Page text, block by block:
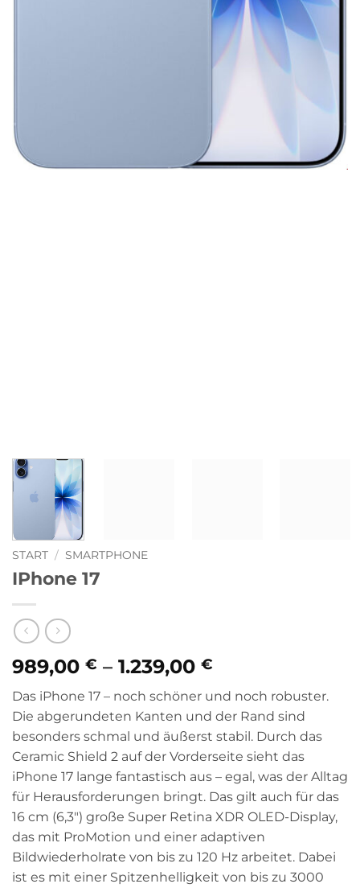
START / SMARTPHONE
IPhone 17
989,00 € – 1.239,00 €
bis
1.239,00 €
Das iPhone 17 – noch schöner und noch robuster.
Die abgerundeten Kanten und der Rand sind
besonders schmal und äußerst stabil. Durch das
Ceramic Shield 2 auf der Vorderseite sieht das
iPhone 17 lange fantastisch aus – egal, was der Alltag
für Herausforderungen bringt. Das gilt auch für das
16 cm (6,3″) große Super Retina XDR OLED-Display,
das mit ProMotion und einer adaptiven
Bildwiederholrate von bis zu 120 Hz arbeitet. Dabei
ist es mit einer Spitzenhelligkeit von bis zu 3000